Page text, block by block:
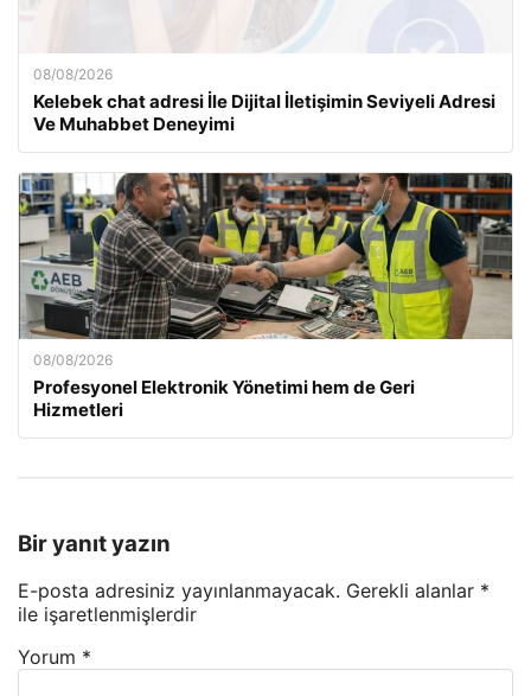
08/08/2026
Kelebek chat adresi İle Dijital İletişimin Seviyeli Adresi
Ve Muhabbet Deneyimi
08/08/2026
Profesyonel Elektronik Yönetimi hem de Geri
Hizmetleri
Bir yanıt yazın
E-posta adresiniz yayınlanmayacak. Gerekli alanlar *
ile işaretlenmişlerdir
Yorum *